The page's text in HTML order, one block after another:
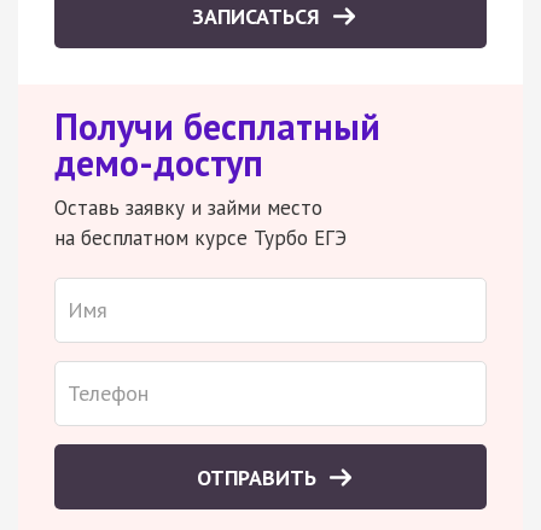
ЗАПИСАТЬСЯ
Получи бесплатный
демо-доступ
Оставь заявку и займи место
на бесплатном курсе Турбо ЕГЭ
ОТПРАВИТЬ